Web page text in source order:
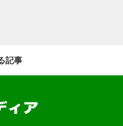
記事